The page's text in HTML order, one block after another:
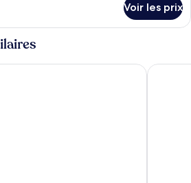
Voir les prix
House Hotel El